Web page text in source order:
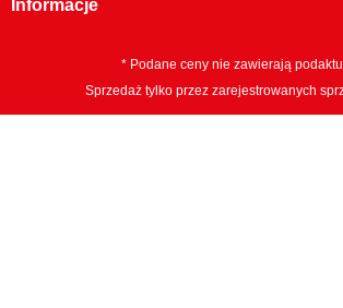
Informacje
* Podane ceny nie zawierają podaktu
Sprzedaż tylko przez zarejestrowanych